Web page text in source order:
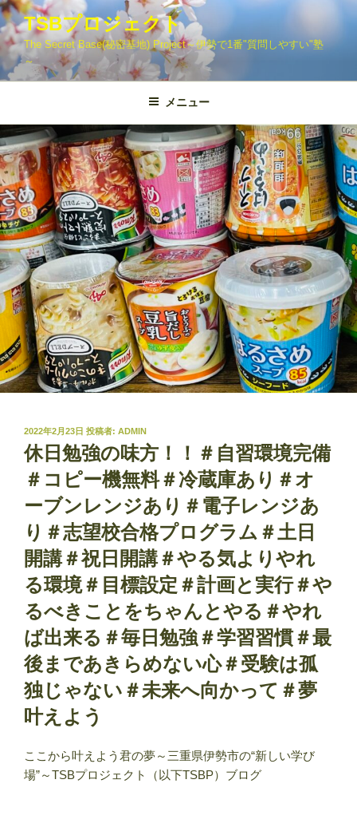
コ
ン
テ
ン
ツ
ス
キ
ッ
プ
TSBプロジェクト
The Secret Base(秘密基地) Project～伊勢で1番"質問しやすい"塾
～
メニュー
投
稿
日:
2022年2月23日 投稿者: ADMIN
休日勉強の味方！！＃自習環境完備
＃コピー機無料＃冷蔵庫あり＃オ
ーブンレンジあり＃電子レンジあ
り＃志望校合格プログラム＃土日
開講＃祝日開講＃やる気よりやれ
る環境＃目標設定＃計画と実行＃や
るべきことをちゃんとやる＃やれ
ば出来る＃毎日勉強＃学習習慣＃最
後まであきらめない心＃受験は孤
独じゃない＃未来へ向かって＃夢
叶えよう
ここから叶えよう君の夢～三重県伊勢市の“新しい学び
場”～TSBプロジェクト（以下TSBP）ブログ